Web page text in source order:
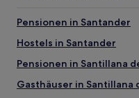
Pensionen in Santander
Hostels in Santander
Pensionen in Santillana
Gasthäuser in Santillana